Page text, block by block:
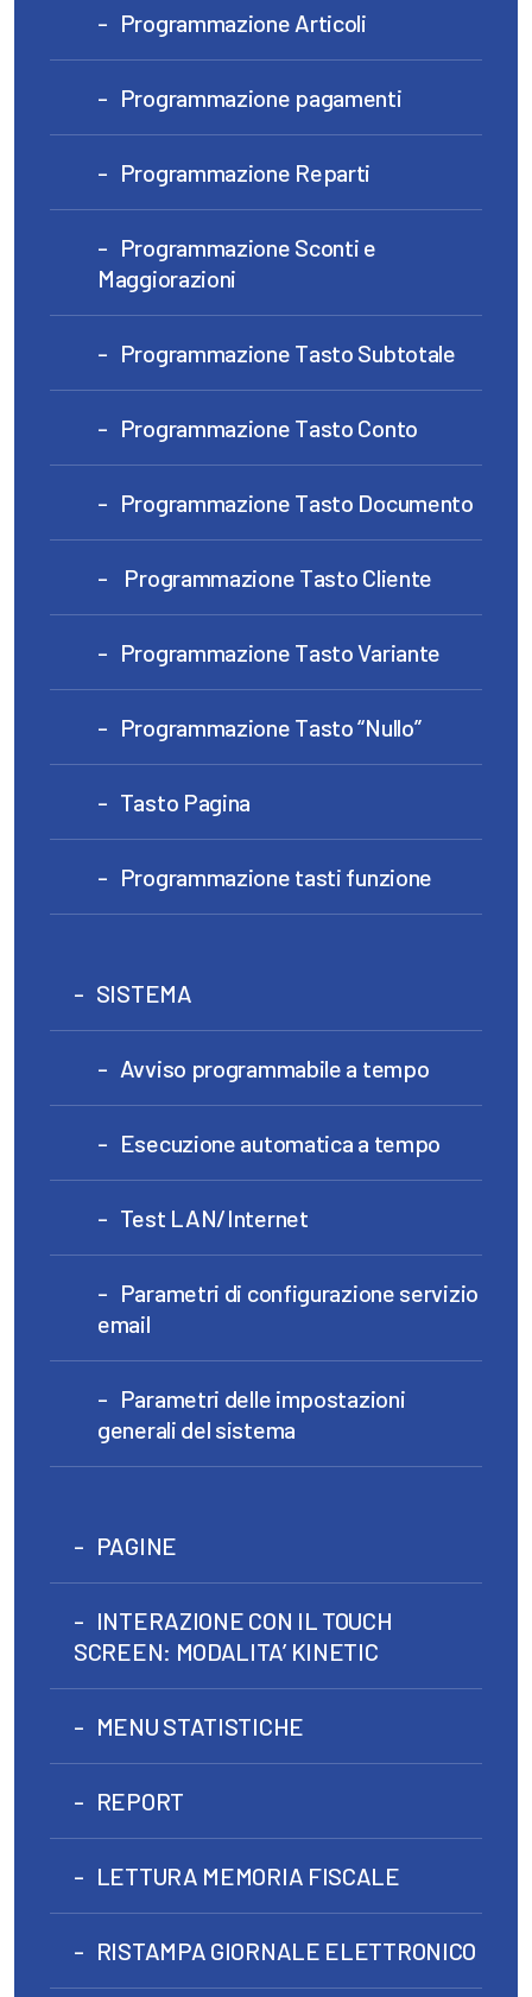
Programmazione Articoli
Programmazione pagamenti
Programmazione Reparti
Programmazione Sconti e
Maggiorazioni
Programmazione Tasto Subtotale
Programmazione Tasto Conto
Programmazione Tasto Documento
Programmazione Tasto Cliente
Programmazione Tasto Variante
Programmazione Tasto “Nullo”
Tasto Pagina
Programmazione tasti funzione
SISTEMA
Avviso programmabile a tempo
Esecuzione automatica a tempo
Test LAN/Internet
Parametri di configurazione servizio
email
Parametri delle impostazioni
generali del sistema
PAGINE
INTERAZIONE CON IL TOUCH
SCREEN: MODALITA’ KINETIC
MENU STATISTICHE
REPORT
LETTURA MEMORIA FISCALE
RISTAMPA GIORNALE ELETTRONICO